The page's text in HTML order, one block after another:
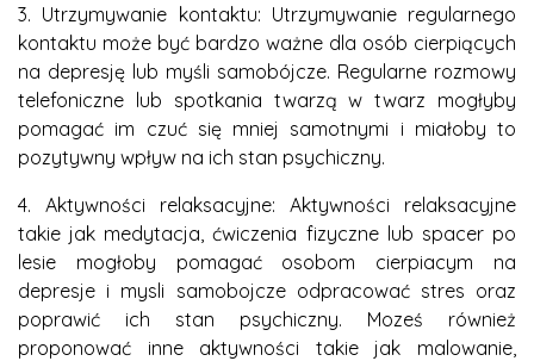
3. Utrzymywanie kontaktu: Utrzymywanie regularnego
kontaktu może być bardzo ważne dla osób cierpiących
na depresję lub myśli samobójcze. Regularne rozmowy
telefoniczne lub spotkania twarzą w twarz mogłyby
pomagać im czuć się mniej samotnymi i miałoby to
pozytywny wpływ na ich stan psychiczny.
4. Aktywności relaksacyjne: Aktywności relaksacyjne
takie jak medytacja, ćwiczenia fizyczne lub spacer po
lesie mogłoby pomagać osobom cierpiacym na
depresje i mysli samobojcze odpracować stres oraz
poprawić ich stan psychiczny. Moześ również
proponować inne aktywności takie jak malowanie,